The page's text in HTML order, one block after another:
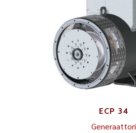
ECP 34
Generaattori